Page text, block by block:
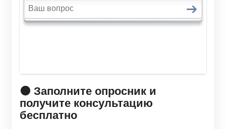
🟠 Заполните опросник и
получите консультацию
бесплатно